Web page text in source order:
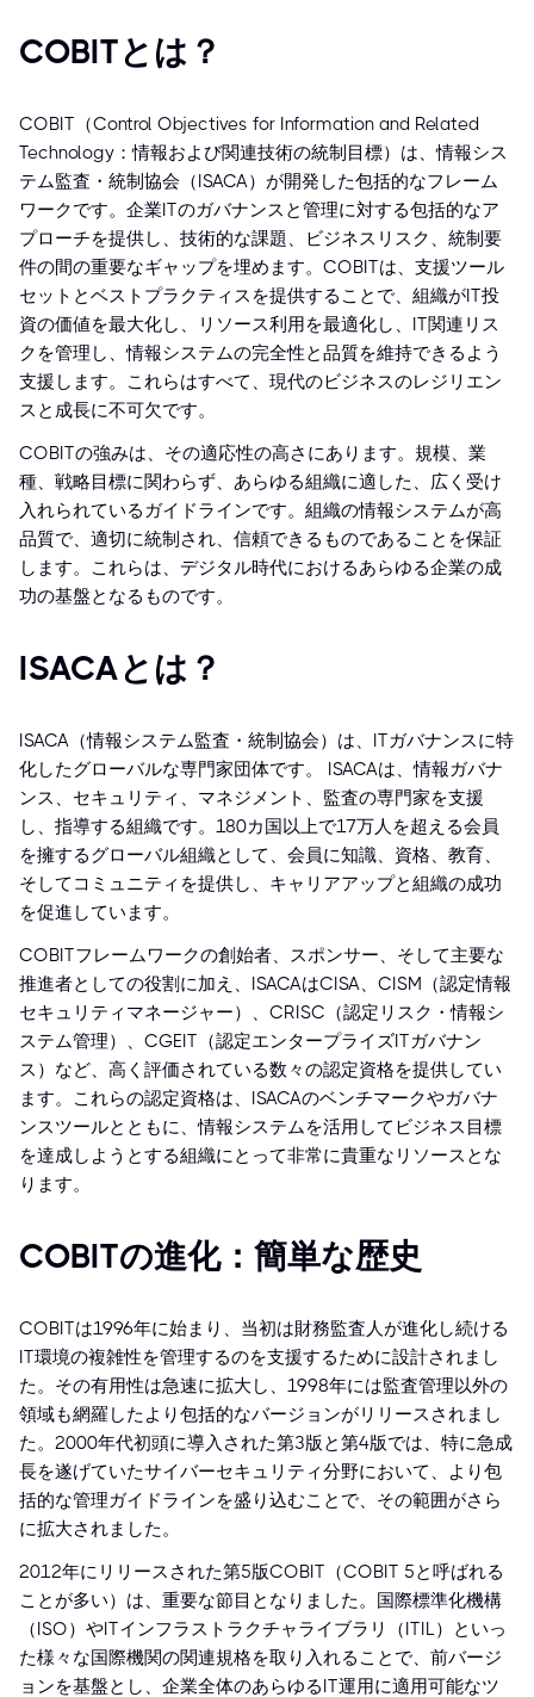
COBITとは？
COBIT（Control Objectives for Information and Related
Technology：情報および関連技術の統制目標）は、情報シス
テム監査・統制協会（ISACA）が開発した包括的なフレーム
ワークです。企業ITのガバナンスと管理に対する包括的なア
プローチを提供し、技術的な課題、ビジネスリスク、統制要
件の間の重要なギャップを埋めます。COBITは、支援ツール
セットとベストプラクティスを提供することで、組織がIT投
資の価値を最大化し、リソース利用を最適化し、IT関連リス
クを管理し、情報システムの完全性と品質を維持できるよう
支援します。これらはすべて、現代のビジネスのレジリエン
スと成長に不可欠です。
COBITの強みは、その適応性の高さにあります。規模、業
種、戦略目標に関わらず、あらゆる組織に適した、広く受け
入れられているガイドラインです。組織の情報システムが高
品質で、適切に統制され、信頼できるものであることを保証
します。これらは、デジタル時代におけるあらゆる企業の成
功の基盤となるものです。
ISACAとは？
ISACA（情報システム監査・統制協会）は、ITガバナンスに特
化したグローバルな専門家団体です。 ISACAは、情報ガバナ
ンス、セキュリティ、マネジメント、監査の専門家を支援
し、指導する組織です。180カ国以上で17万人を超える会員
を擁するグローバル組織として、会員に知識、資格、教育、
そしてコミュニティを提供し、キャリアアップと組織の成功
を促進しています。
COBITフレームワークの創始者、スポンサー、そして主要な
推進者としての役割に加え、ISACAはCISA、CISM（認定情報
セキュリティマネージャー）、CRISC（認定リスク・情報シ
ステム管理）、CGEIT（認定エンタープライズITガバナン
ス）など、高く評価されている数々の認定資格を提供してい
ます。これらの認定資格は、ISACAのベンチマークやガバナ
ンスツールとともに、情報システムを活用してビジネス目標
を達成しようとする組織にとって非常に貴重なリソースとな
ります。
COBITの進化：簡単な歴史
COBITは1996年に始まり、当初は財務監査人が進化し続ける
IT環境の複雑性を管理するのを支援するために設計されまし
た。その有用性は急速に拡大し、1998年には監査管理以外の
領域も網羅したより包括的なバージョンがリリースされまし
た。2000年代初頭に導入された第3版と第4版では、特に急成
長を遂げていたサイバーセキュリティ分野において、より包
括的な管理ガイドラインを盛り込むことで、その範囲がさら
に拡大されました。
2012年にリリースされた第5版COBIT（COBIT 5と呼ばれる
ことが多い）は、重要な節目となりました。国際標準化機構
（ISO）やITインフラストラクチャライブラリ（ITIL）といっ
た様々な国際機関の関連規格を取り入れることで、前バージ
ョンを基盤とし、企業全体のあらゆるIT運用に適用可能なツ